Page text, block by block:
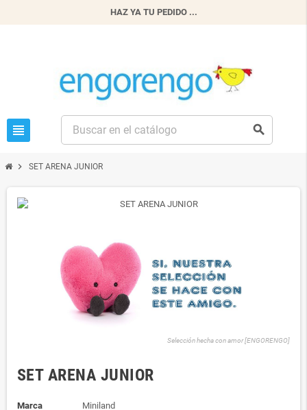
HAZ YA TU PEDIDO ...
view_headline search
chevron_right SET ARENA JUNIOR
Selección hecha con amor [ENGORENGO]
SET ARENA JUNIOR
Marca
Miniland